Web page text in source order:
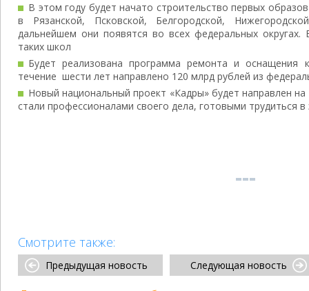
В этом году будет начато строительство первых
в Рязанской, Псковской, Белгородской,
дальнейшем они появятся во всех федеральных
таких школ
Будет реализована программа ремонта и
течение шести лет направлено 120 млрд рублей из
Новый национальный проект «Кадры» будет направлен
стали профессионалами своего дела, готовыми трудиться в
Смотрите также:
Предыдущая новость Следующая новость